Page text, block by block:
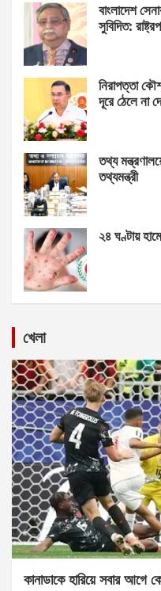
বাংলাদেশ
সুবিদিত:
নিরাপত্তা
দূরে ঠেলে না
তথ্য
তথ্যমন্ত্রী
২৪ ঘণ্টায়
খেলা
কানাডাকে হারিয়ে সবার আগে